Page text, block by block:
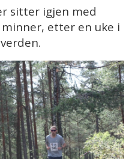
sitter igjen med
etter en uke i